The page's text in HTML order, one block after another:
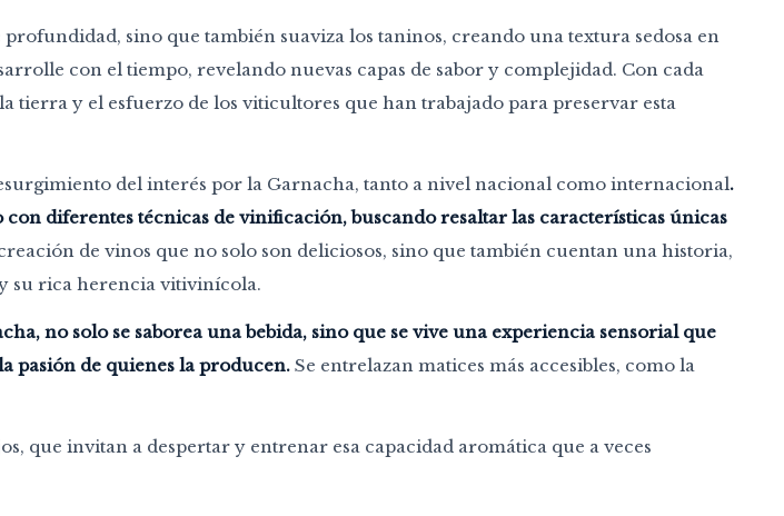
sino que también suaviza los taninos, creando una textura sedosa en
con el tiempo, revelando nuevas capas de sabor y complejidad. Con cada
tierra y el esfuerzo de los viticultores que han trabajado para preservar esta
del interés por la Garnacha, tanto a nivel nacional como internacional.
diferentes técnicas de vinificación, buscando resaltar las características únicas
de vinos que no solo son deliciosos, sino que también cuentan una historia,
su rica herencia vitivinícola.
no solo se saborea una bebida, sino que se vive una experiencia sensorial que
pasión de quienes la producen.Se entrelazan matices más accesibles, como la
que invitan a despertar y entrenar esa capacidad aromática que a veces